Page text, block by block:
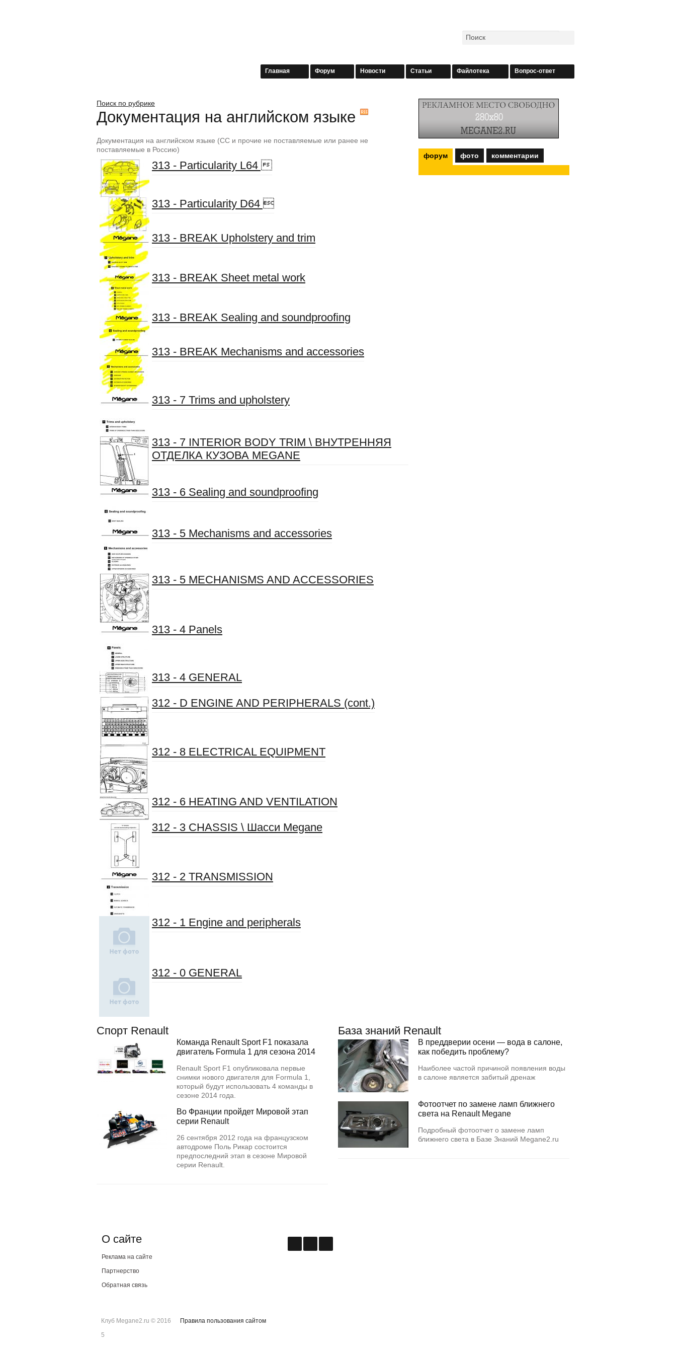
Главная Форум Новости Статьи Файлотека Вопрос-ответ
Поиск по рубрике
Документация на английском языке
Документация на английском языке (СС и прочие не поставляемые или ранее не
поставляемые в Россию)
313 - Particularity L64
313 - Particularity D64 
313 - BREAK Upholstery and trim
313 - BREAK Sheet metal work
313 - BREAK Sealing and soundproofing
313 - BREAK Mechanisms and accessories
313 - 7 Trims and upholstery
313 - 7 INTERIOR BODY TRIM \ ВНУТРЕННЯЯ
ОТДЕЛКА КУЗОВА MEGANE
313 - 6 Sealing and soundproofing
313 - 5 Mechanisms and accessories
313 - 5 MECHANISMS AND ACCESSORIES
313 - 4 Panels
313 - 4 GENERAL
312 - D ENGINE AND PERIPHERALS (cont.)
312 - 8 ELECTRICAL EQUIPMENT
312 - 6 HEATING AND VENTILATION
312 - 3 CHASSIS \ Шасси Megane
312 - 2 TRANSMISSION
312 - 1 Engine and peripherals
312 - 0 GENERAL
форум фото комментарии
Спорт Renault
Команда Renault Sport F1 показала
двигатель Formula 1 для сезона 2014
Renault Sport F1 опубликовала первые
снимки нового двигателя для Formula 1,
который будут использовать 4 команды в
сезоне 2014 года.
Во Франции пройдет Мировой этап
серии Renault
26 сентября 2012 года на французском
автодроме Поль Рикар состоится
предпоследний этап в сезоне Мировой
серии Renault.
База знаний Renault
В преддверии осени — вода в салоне,
как победить проблему?
Наиболее частой причиной появления воды
в салоне является забитый дренаж
Фотоотчет по замене ламп ближнего
света на Renault Megane
Подробный фотоотчет о замене ламп
ближнего света в Базе Знаний Megane2.ru
О сайте
Реклама на сайте
Партнерство
Обратная связь
Клуб Megane2.ru © 2016
Правила пользования сайтом
5